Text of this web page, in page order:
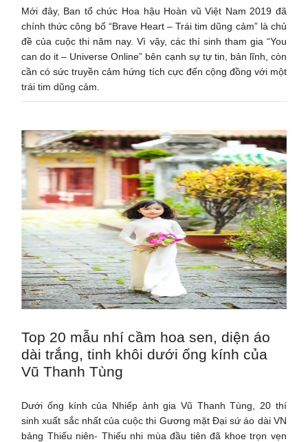
Mới đây, Ban tổ chức Hoa hậu Hoàn vũ Việt Nam 2019 đã
chính thức công bố “Brave Heart – Trái tim dũng cảm” là chủ
đề của cuộc thi năm nay. Vì vậy, các thí sinh tham gia “You
can do it – Universe Online” bên cạnh sự tự tin, bản lĩnh, còn
cần có sức truyền cảm hứng tích cực đến cộng đồng với một
trái tim dũng cảm.
Top 20 mẫu nhí cầm hoa sen, diện áo
dài trắng, tinh khôi dưới ống kính của
Vũ Thanh Tùng
Dưới ống kính của Nhiếp ảnh gia Vũ Thanh Tùng, 20 thí
sinh xuất sắc nhất của cuộc thi Gương mặt Đại sứ áo dài VN
bảng Thiếu niên- Thiếu nhi mùa đầu tiên đã khoe trọn vẹn